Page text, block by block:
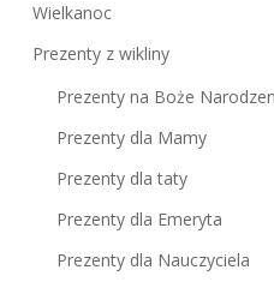
Wielkanoc
Prezenty z wikliny
Prezenty na Boże
Prezenty dla Mamy
Prezenty dla taty
Prezenty dla Emeryta
Prezenty dla Nauczyciela